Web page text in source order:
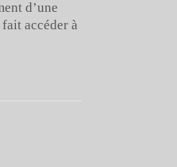
d’une
accéder à